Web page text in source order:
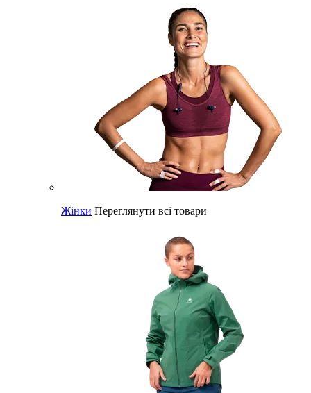
Жінки Переглянути всі товари